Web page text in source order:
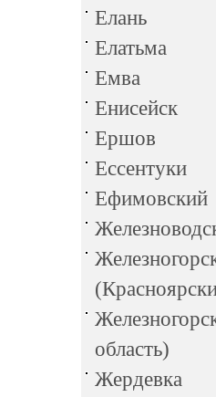
Елань
Елатьма
Емва
Енисейск
Ершов
Ессентуки
Ефимовский
область)
Жердевка